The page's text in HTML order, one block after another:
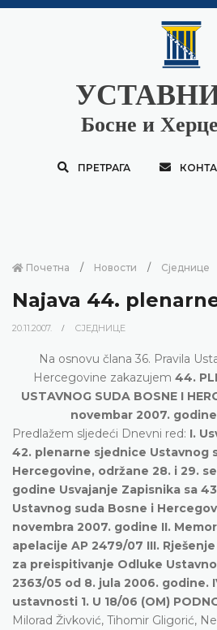
Босне и
ПРЕТРАГА
Почетна Новости Сједнице
Najava 44.
20.11.2007. СЈЕДНИЦЕ
Na osnovu člana 36. Pravila
Hercegovine zakazujem 44.
USTAVNOG SUDA BOSNE I
novembar 2007.
Predlažem sljedeći Dnevni red: I.
42. plenarne sjednice Ustavnog
Hercegovine, održane 28. i 29.
godine Usvajanje Zapisnika sa
Ustavnog suda Bosne i
novembra 2007. godine II.
apelacije AP 2479/07 III.
za preispitivanje Odluke
2363/05 od 8. jula 2006. godine.
ustavnosti 1. U 18/06 (OM)
Milorad Živković, Tihomir Gligorić,